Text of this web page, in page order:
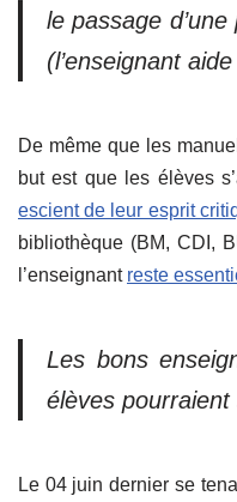
le passage
(l’enseignant
De même que les
but est que les élèves
escient de leur esprit
bibliothèque (BM, CDI,
l’enseignant reste
Les bons
élèves
Le 04 juin dernier se